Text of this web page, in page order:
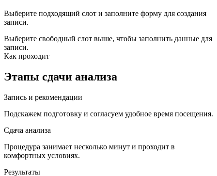
Выберите подходящий слот и заполните форму для создания
записи.
Выберите свободный слот выше, чтобы заполнить данные для
записи.
Как проходит
Этапы сдачи анализа
Запись и рекомендации
Подскажем подготовку и согласуем удобное время посещения.
Сдача анализа
Процедура занимает несколько минут и проходит в
комфортных условиях.
Результаты